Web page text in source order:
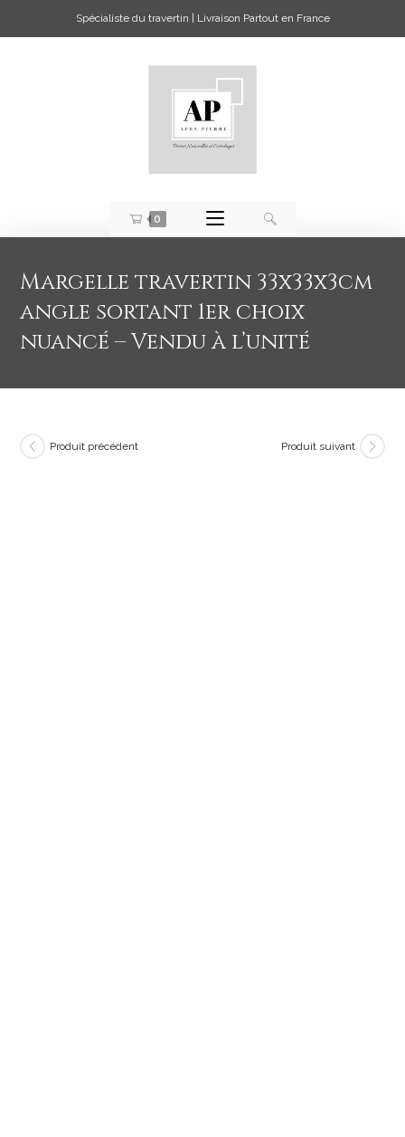
Spécialiste du travertin | Livraison Partout en France
0
Margelle travertin 33x33x3cm
angle sortant 1er choix
nuancé – Vendu à l’unité
Produit précédent Produit suivant